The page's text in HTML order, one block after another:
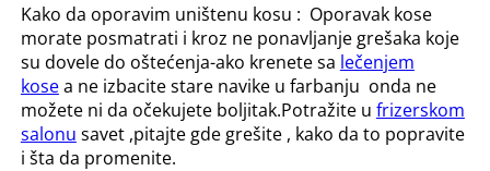
Kako da oporavim uništenu kosu : Oporavak kose
morate posmatrati i kroz ne ponavljanje grešaka koje
su dovele do oštećenja-ako krenete sa lečenjem
kosea ne izbacite stare navike u farbanju onda ne
možete ni da očekujete boljitak.Potražite u frizerskom
salonu savet ,pitajte gde grešite , kako da to popravite
i šta da promenite.